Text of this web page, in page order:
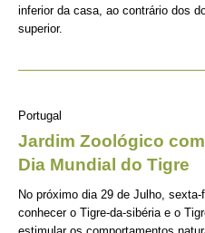
inferior da casa, ao contrário dos
superior.
Portugal
Jardim Zoológico
Dia Mundial do Tigre
No próximo dia 29 de Julho, sexta-
conhecer o Tigre-da-sibéria e o